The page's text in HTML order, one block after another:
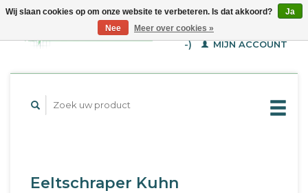
WINKELWAGEN (€--,-
-)
MIJN ACCOUNT
Eeltschraper Kuhn
Wij slaan cookies op om onze website te verbeteren. Is dat akkoord?
Ja
Nee
Meer over cookies »